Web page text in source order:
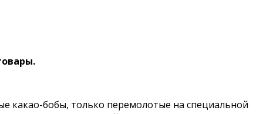
какао-бобы, только перемолотые на специальной